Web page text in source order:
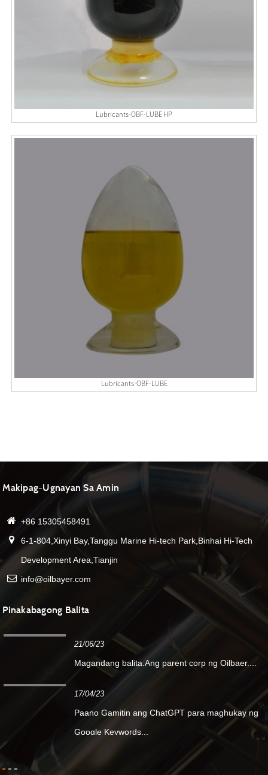
Lubricants-OBF-LUBE HP
Lubricants-OBF-LUBE
Makipag-Ugnayan Sa Amin
+86 15305458491
6-1-804,Xinyi Bay,Tanggu Marine Hi-tech Park,Binhai Hi-Tech
Development Area,Tianjin
info@oilbayer.com
Pinakabagong Balita
21/06/23
Magandang balita.Ang parent corp ng Oilbaer....
17/04/23
Paano Gamitin ang ChatGPT para maghukay ng
Google Keywords...